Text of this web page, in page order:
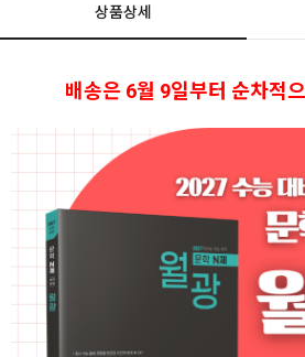
상품상세
배송은 6월 9일부터 순차적